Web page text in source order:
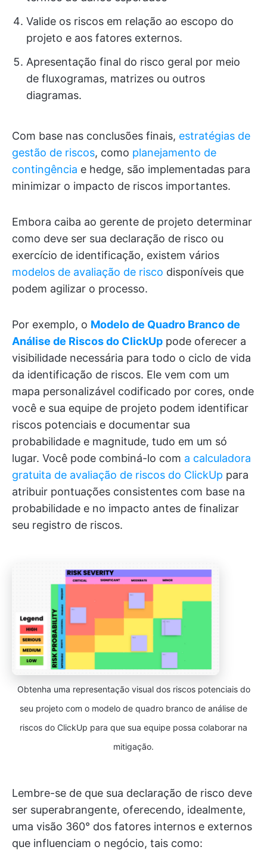
Valide os riscos em relação ao escopo do
projeto e aos fatores externos.
Apresentação final do risco geral por meio
de fluxogramas, matrizes ou outros
diagramas.
Com base nas conclusões finais, estratégias de
gestão de riscos, como planejamento de
contingência e hedge, são implementadas para
minimizar o impacto de riscos importantes.
Embora caiba ao gerente de projeto determinar
como deve ser sua declaração de risco ou
exercício de identificação, existem vários
modelos de avaliação de risco disponíveis que
podem agilizar o processo.
Por exemplo, o Modelo de Quadro Branco de
Análise de Riscos do ClickUp pode oferecer a
visibilidade necessária para todo o ciclo de vida
da identificação de riscos. Ele vem com um
mapa personalizável codificado por cores, onde
você e sua equipe de projeto podem identificar
riscos potenciais e documentar sua
probabilidade e magnitude, tudo em um só
lugar. Você pode combiná-lo com a calculadora
gratuita de avaliação de riscos do ClickUp para
atribuir pontuações consistentes com base na
probabilidade e no impacto antes de finalizar
seu registro de riscos.
Obtenha uma representação visual dos riscos potenciais do
seu projeto com o modelo de quadro branco de análise de
riscos do ClickUp para que sua equipe possa colaborar na
mitigação.
Lembre-se de que sua declaração de risco deve
ser superabrangente, oferecendo, idealmente,
uma visão 360° dos fatores internos e externos
que influenciam o negócio, tais como: